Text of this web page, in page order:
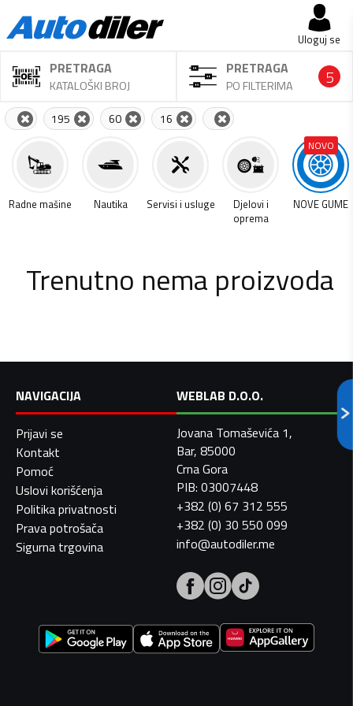
Uloguj se
PRETRAGA
KATALOŠKI BROJ
PRETRAGA
PO FILTERIMA 5
195 60 16
Radne mašine Nautika Servisi i usluge
Djelovi i
oprema
NOVO
NOVE GUME
Trenutno nema proizvoda
NAVIGACIJA
Prijavi se
Kontakt
Pomoć
Uslovi korišćenja
Politika privatnosti
Prava potrošača
Sigurna trgovina
WEBLAB D.O.O.
Jovana Tomaševića 1,
Bar, 85000
Crna Gora
PIB: 03007448
+382 (0) 67 312 555
+382 (0) 30 550 099
info@autodiler.me